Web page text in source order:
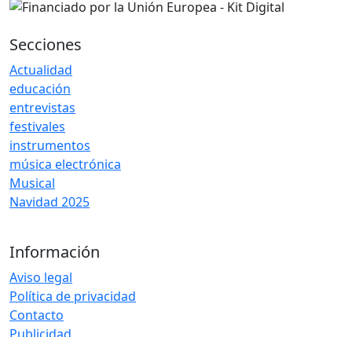
Secciones
Actualidad
educación
entrevistas
festivales
instrumentos
música electrónica
Musical
Navidad 2025
Información
Aviso legal
Política de privacidad
Contacto